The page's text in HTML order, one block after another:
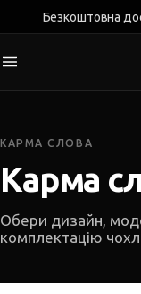
Безкоштовна
КАРМА СЛОВА
Карма
Обери дизайн,
комплектацію